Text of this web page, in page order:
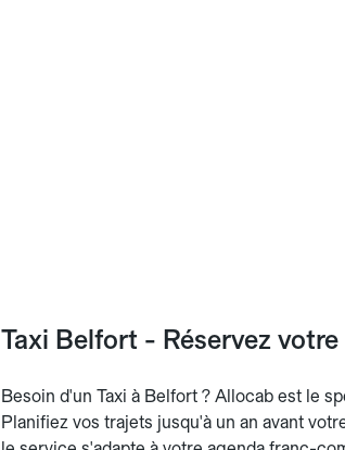
Taxi Belfort - Réservez
Besoin d'un Taxi à Belfort ? Allocab est le
Planifiez vos trajets jusqu'à un an avant